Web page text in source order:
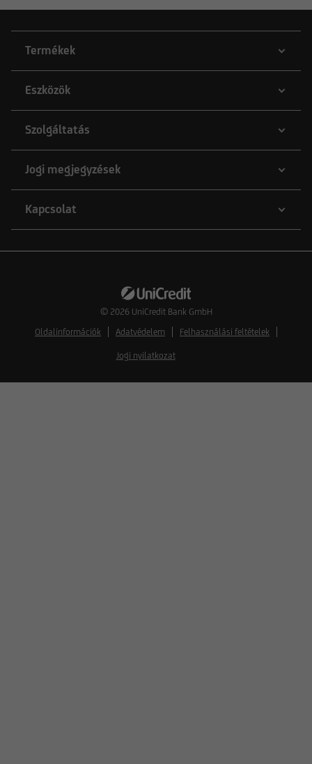
Termékek
Eszközök
Szolgáltatás
Jogi megjegyzések
Kapcsolat
© 2026 UniCredit Bank GmbH
Oldalinformációk
Adatvédelem Felhasználási feltételek
Jogi nyilatkozat